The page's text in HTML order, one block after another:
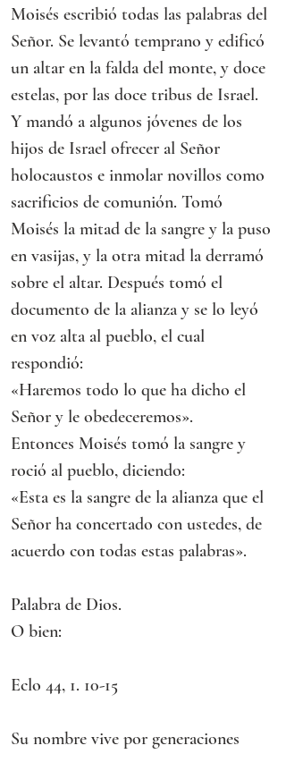
Moisés escribió todas las palabras del
Señor. Se levantó temprano y edificó
un altar en la falda del monte, y doce
estelas, por las doce tribus de Israel.
Y mandó a algunos jóvenes de los
hijos de Israel ofrecer al Señor
holocaustos e inmolar novillos como
sacrificios de comunión. Tomó
Moisés la mitad de la sangre y la puso
en vasijas, y la otra mitad la derramó
sobre el altar. Después tomó el
documento de la alianza y se lo leyó
en voz alta al pueblo, el cual
respondió:
«Haremos todo lo que ha dicho el
Señor y le obedeceremos».
Entonces Moisés tomó la sangre y
roció al pueblo, diciendo:
«Esta es la sangre de la alianza que el
Señor ha concertado con ustedes, de
acuerdo con todas estas palabras».
Palabra de Dios.
O bien:
Eclo 44, 1. 10-15
Su nombre vive por generaciones